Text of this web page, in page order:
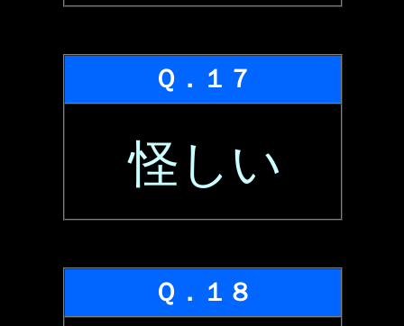
Ｑ．１７
怪しい
Ｑ．１８